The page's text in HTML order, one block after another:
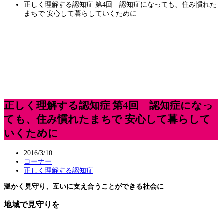
正しく理解する認知症 第4回 認知症になっても、住み慣れた
まちで 安心して暮らしていくために
正しく理解する認知症 第4回 認知症になっ
ても、住み慣れたまちで 安心して暮らして
いくために
2016/3/10
コーナー
正しく理解する認知症
温かく見守り、互いに支え合うことができる社会に
地域で見守りを